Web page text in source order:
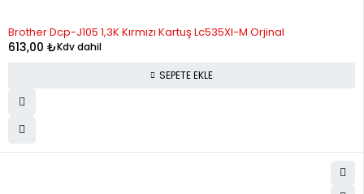
Brother Dcp-J105 1,3K Kırmızı Kartuş Lc535Xl-M Orjinal
613,00 ₺Kdv dahil
SEPETE EKLE